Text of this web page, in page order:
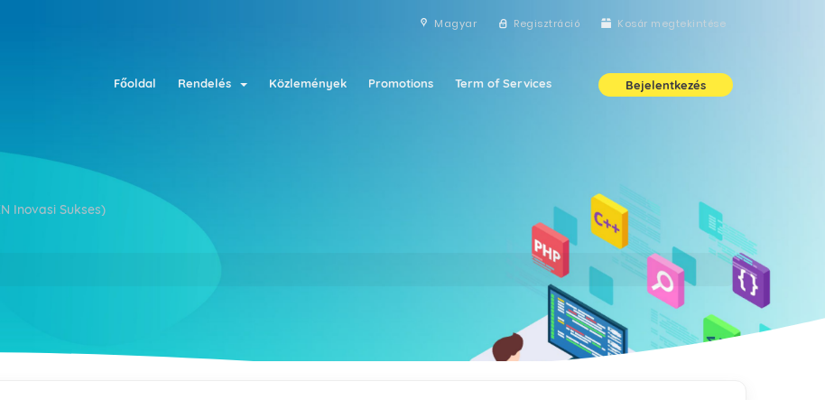
Magyar Regisztráció Kosár megtekintése
Főoldal Rendelés Közlemények Promotions Term of Services Bejelentkezés
Inovasi Sukses)